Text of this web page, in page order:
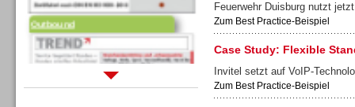
Feuerwehr Duisburg nutzt
Zum Best Practice-Beispiel
Case Study: Flexible
Invitel setzt auf VoIP-
Zum Best Practice-Beispiel